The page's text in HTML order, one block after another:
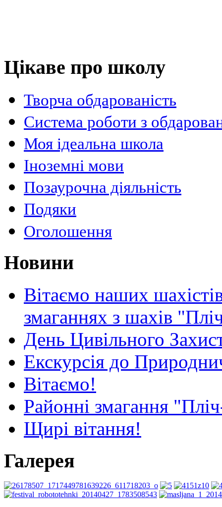
Цікаве про школу
Творча обдарованість
Система роботи з
Моя ідеальна школа
Іноземні мови
Позаурочна діяльність
Подяки
Оголошення
Новини
Вітаємо наших
змаганнях з шахів
День Цивільного
Екскурсія до
Вітаємо!
Районні змагання
Щирі вітання!
Галерея